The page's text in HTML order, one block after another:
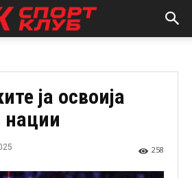
ја освоија
нации
258